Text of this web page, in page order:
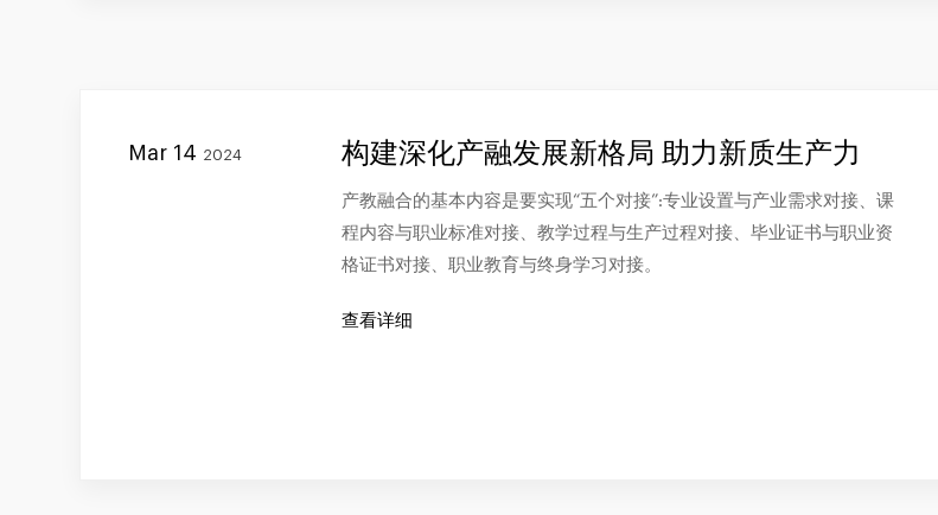
Mar 14 2024 构建深化产融发展新格局 助力新质生产力
产教融合的基本内容是要实现“五个对接”:专业设置与产业需求对接、课
程内容与职业标准对接、教学过程与生产过程对接、毕业证书与职业资
格证书对接、职业教育与终身学习对接。
查看详细